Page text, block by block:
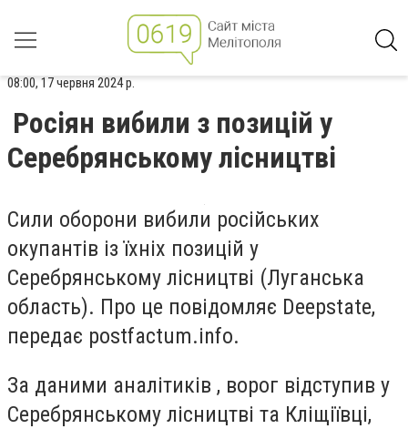
08:00, 17 червня 2024 р.
Росіян вибили з позицій у
Серебрянському лісництві
Сили оборони вибили російських
окупантів із їхніх позицій у
Серебрянському лісництві (Луганська
область). Про це повідомляє Deepstate,
передає postfactum.info.
За даними аналітиків , ворог відступив у
Серебрянському лісництві та Кліщіївці,